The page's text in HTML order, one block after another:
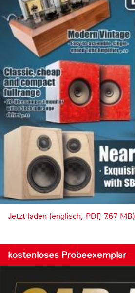
Jetzt laden (englisch, PDF, 7.67 MB)
kostenloses Probeexemplar